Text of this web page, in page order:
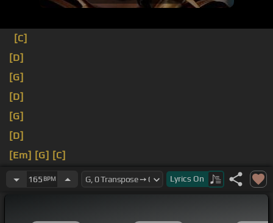
[C]
[D]
[G]
[D]
[G]
[D]
[Em] [G] [C]
165 BPM Lyrics On